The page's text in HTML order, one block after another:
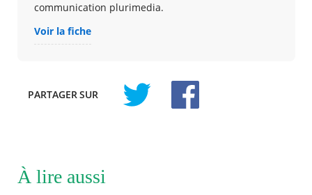
communication plurimedia.
Voir la fiche
PARTAGERSUR
À lire aussi